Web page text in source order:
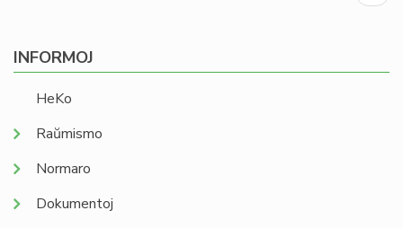
page
INFORMOJ
HeKo
Raŭmismo
Normaro
Dokumentoj